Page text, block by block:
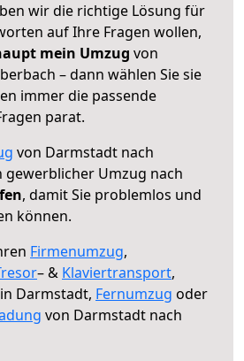
wir die richtige Lösung für
auf Ihre Fragen wollen,
mein Umzug von
– dann wählen Sie sie
immer die passende
parat.
von Darmstadt nach
gewerblicher Umzug nach
, damit Sie problemlos und
können.
Firmenumzug,
– & Klaviertransport,
in Darmstadt, Fernumzug oder
von Darmstadt nach